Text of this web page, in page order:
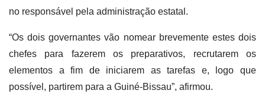
no responsável pela administração estatal.
“Os dois governantes vão nomear brevemente estes dois
chefes para fazerem os preparativos, recrutarem os
elementos a fim de iniciarem as tarefas e, logo que
possível, partirem para a Guiné-Bissau”, afirmou.